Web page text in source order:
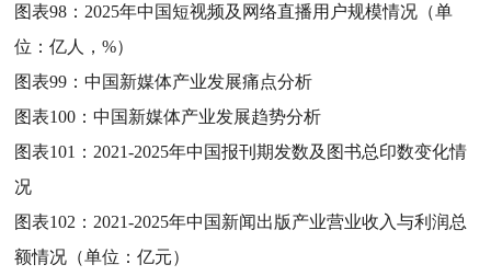
图表98： 2025年中国短视频及网络直播用户规模情况（单
位：亿人，%）
图表99：中国新媒体产业发展痛点分析
图表100：中国新媒体产业发展趋势分析
图表101： 2021-2025年中国报刊期发数及图书总印数变化情
况
图表102： 2021-2025年中国新闻出版产业营业收入与利润总
额情况（单位：亿元）